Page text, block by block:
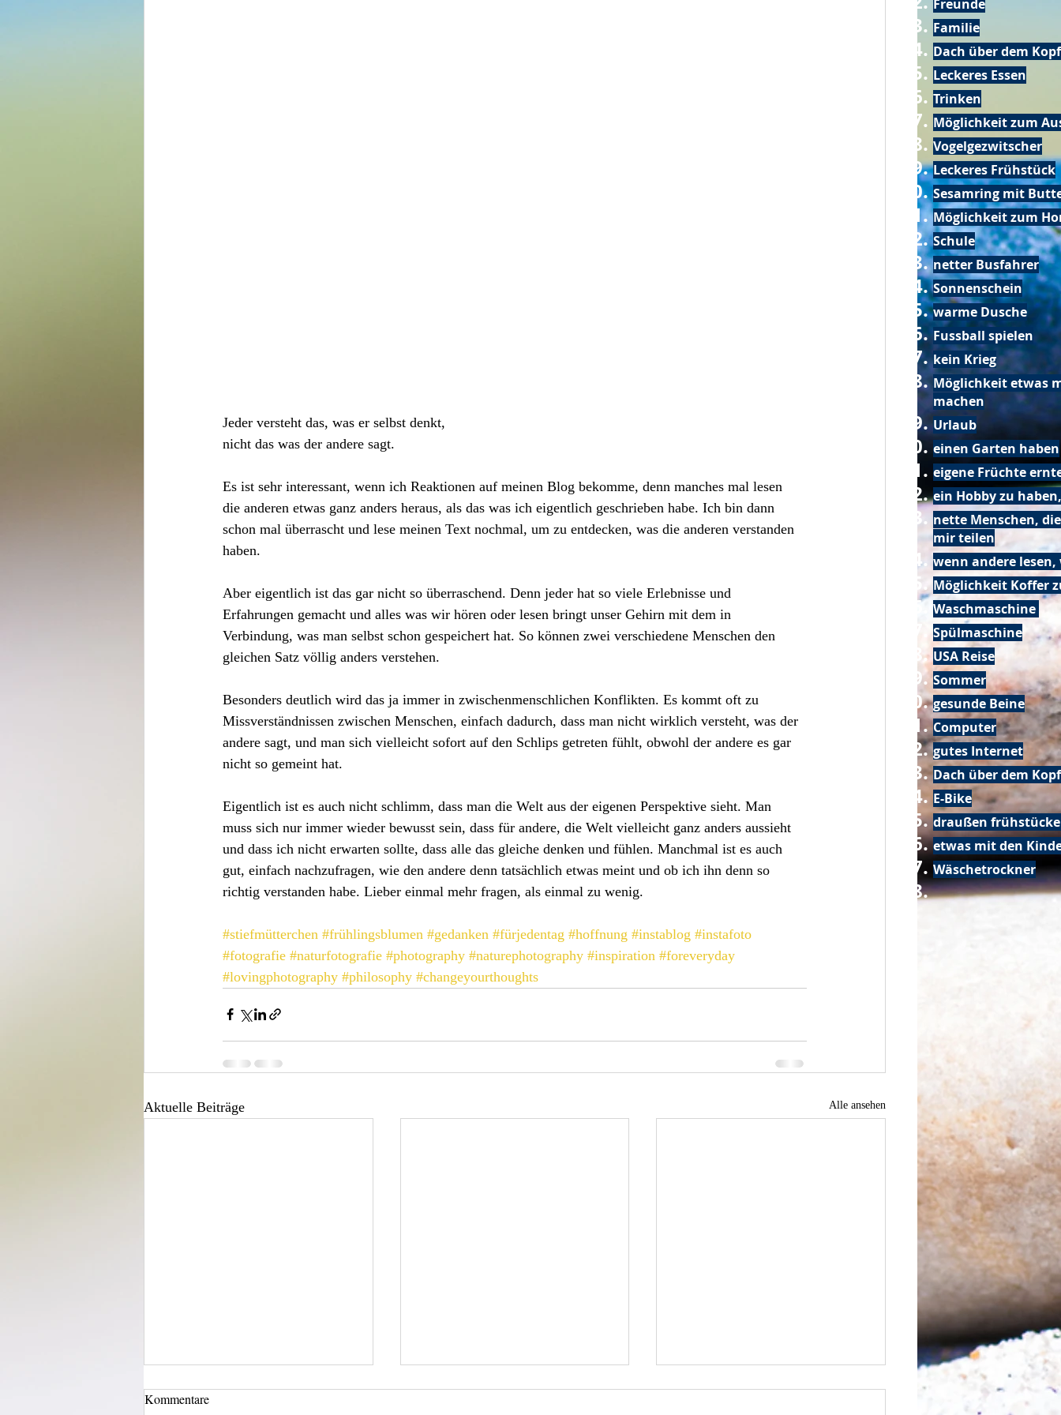
Jeder versteht das, was er selbst denkt,
nicht das was der andere sagt.
Es ist sehr interessant, wenn ich Reaktionen auf meinen Blog bekomme, denn manches mal lesen
die anderen etwas ganz anders heraus, als das was ich eigentlich geschrieben habe. Ich bin dann
schon mal überrascht und lese meinen Text nochmal, um zu entdecken, was die anderen verstanden
haben.
Aber eigentlich ist das gar nicht so überraschend. Denn jeder hat so viele Erlebnisse und
Erfahrungen gemacht und alles was wir hören oder lesen bringt unser Gehirn mit dem in
Verbindung, was man selbst schon gespeichert hat. So können zwei verschiedene Menschen den
gleichen Satz völlig anders verstehen.
Besonders deutlich wird das ja immer in zwischenmenschlichen Konflikten. Es kommt oft zu
Missverständnissen zwischen Menschen, einfach dadurch, dass man nicht wirklich versteht, was der
andere sagt, und man sich vielleicht sofort auf den Schlips getreten fühlt, obwohl der andere es gar
nicht so gemeint hat.
Eigentlich ist es auch nicht schlimm, dass man die Welt aus der eigenen Perspektive sieht. Man
muss sich nur immer wieder bewusst sein, dass für andere, die Welt vielleicht ganz anders aussieht
und dass ich nicht erwarten sollte, dass alle das gleiche denken und fühlen. Manchmal ist es auch
gut, einfach nachzufragen, wie den andere denn tatsächlich etwas meint und ob ich ihn denn so
richtig verstanden habe. Lieber einmal mehr fragen, als einmal zu wenig.
#stiefmütterchen #frühlingsblumen #gedanken #fürjedentag #hoffnung #instablog #instafoto
#fotografie #naturfotografie #photography #naturephotography #inspiration #foreveryday
#lovingphotography #philosophy #changeyourthoughts
Aktuelle Beiträge Alle ansehen
Kommentare
Freunde
Familie
Dach über dem Kopf
Leckeres Essen
Trinken
Möglichkeit zum
Vogelgezwitscher
Leckeres Frühstück
Sesamring mit
Möglichkeit zum
Schule
netter Busfahrer
Sonnenschein
warme Dusche
Fussball spielen
kein Krieg
Möglichkeit etwas
machen
Urlaub
einen Garten haben
eigene Früchte
ein Hobby zu
nette Menschen,
mir teilen
wenn andere lesen,
Möglichkeit Koffer
Waschmaschine
Spülmaschine
USA Reise
Sommer
gesunde Beine
Computer
gutes Internet
Dach über dem Kopf
E-Bike
draußen
etwas mit den
Wäschetrockner